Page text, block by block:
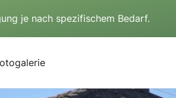
je nach spezifischem Bedarf.